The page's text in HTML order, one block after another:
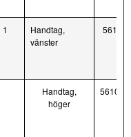
1
Handtag,
vänster
Handtag,
höger